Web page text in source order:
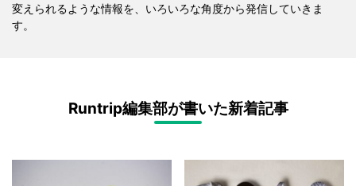
変えられるような情報を、いろいろな角度から発信していきま
す。
Runtrip編集部が書いた新着記事